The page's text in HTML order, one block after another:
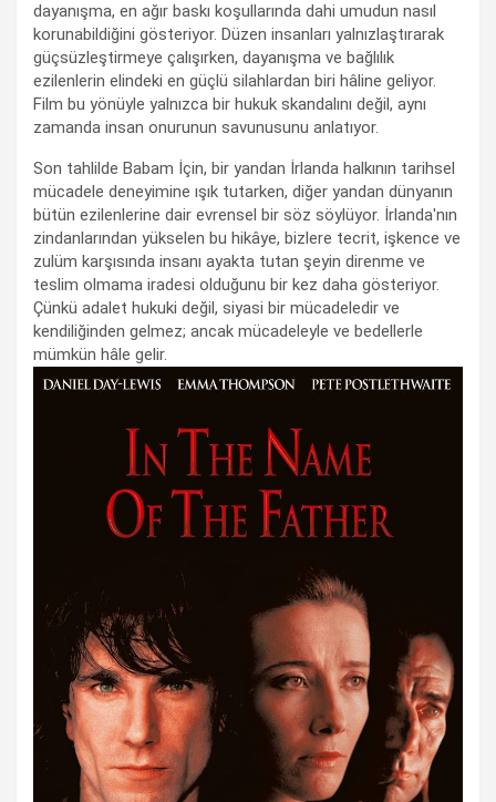
dayanışma, en ağır baskı koşullarında dahi umudun nasıl
korunabildiğini gösteriyor. Düzen insanları yalnızlaştırarak
güçsüzleştirmeye çalışırken, dayanışma ve bağlılık
ezilenlerin elindeki en güçlü silahlardan biri hâline geliyor.
Film bu yönüyle yalnızca bir hukuk skandalını değil, aynı
zamanda insan onurunun savunusunu anlatıyor.
Son tahlilde Babam İçin, bir yandan İrlanda halkının tarihsel
mücadele deneyimine ışık tutarken, diğer yandan dünyanın
bütün ezilenlerine dair evrensel bir söz söylüyor. İrlanda'nın
zindanlarından yükselen bu hikâye, bizlere tecrit, işkence ve
zulüm karşısında insanı ayakta tutan şeyin direnme ve
teslim olmama iradesi olduğunu bir kez daha gösteriyor.
Çünkü adalet hukuki değil, siyasi bir mücadeledir ve
kendiliğinden gelmez; ancak mücadeleyle ve bedellerle
mümkün hâle gelir.